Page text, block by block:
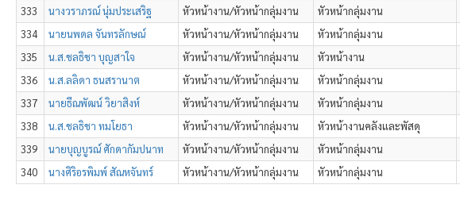
333
นางวราภรณ์ นุ่มประเสริฐ หัวหน้างาน/หัวหน้ากลุ่มงาน หัวหน้ากลุ่มงาน
334
นายนพดล จันทรลักษณ์ หัวหน้างาน/หัวหน้ากลุ่มงาน หัวหน้ากลุ่มงาน
335
น.ส.ชลธิชา บุญสาใจ หัวหน้างาน/หัวหน้ากลุ่มงาน หัวหน้างาน
336
น.ส.ลลิดา ธนสรานาต หัวหน้างาน/หัวหน้ากลุ่มงาน หัวหน้ากลุ่มงาน
337
นายธีณพัฒน์ วิยาสิงห์ หัวหน้างาน/หัวหน้ากลุ่มงาน หัวหน้ากลุ่มงาน
338
น.ส.ชลธิชา ทมโยธา หัวหน้างาน/หัวหน้ากลุ่มงาน หัวหน้างานคลังและพัสดุ
339
นายบุญบูรณ์ ศักดากัมปนาท หัวหน้างาน/หัวหน้ากลุ่มงาน หัวหน้ากลุ่มงาน
340
นางศิริอรพิมพ์ สัณหจันทร์ หัวหน้างาน/หัวหน้ากลุ่มงาน หัวหน้ากลุ่มงาน